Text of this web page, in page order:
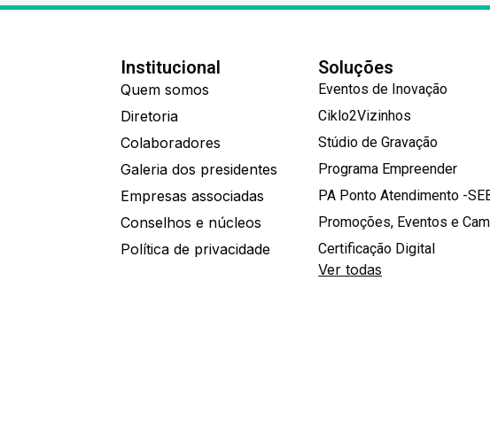
Institucional
Quem somos
Diretoria
Colaboradores
Galeria dos presidentes
Empresas associadas
Conselhos e núcleos
Política de privacidade
Soluções
Eventos de Inovação
Ciklo2Vizinhos
Stúdio de Gravação
Programa Empreender
PA Ponto Atendimento -
Promoções, Eventos e
Certificação Digital
Ver todas